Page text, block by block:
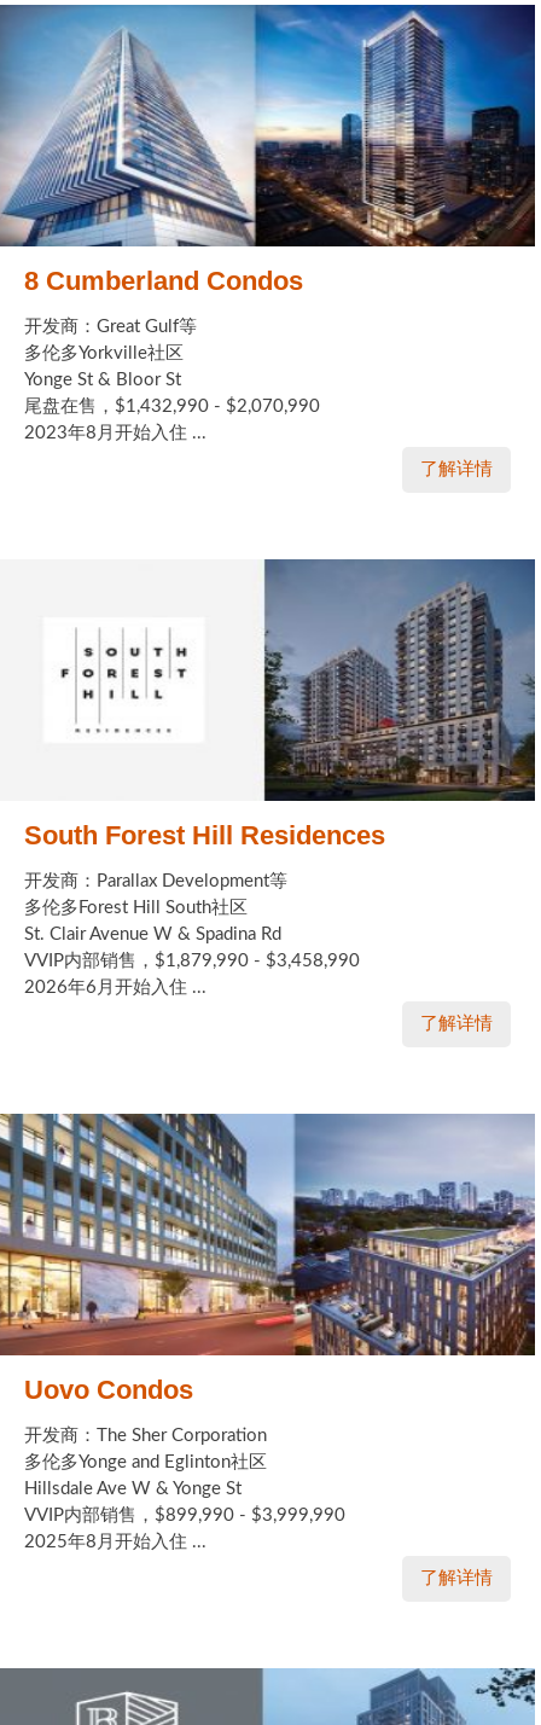
8 Cumberland Condos
开发商：Great Gulf等
多伦多Yorkville社区
Yonge St & Bloor St
尾盘在售，$1,432,990 - $2,070,990
2023年8月开始入住 ...
了解详情
South Forest Hill Residences
开发商：Parallax Development等
多伦多Forest Hill South社区
St. Clair Avenue W & Spadina Rd
VVIP内部销售，$1,879,990 - $3,458,990
2026年6月开始入住 ...
了解详情
Uovo Condos
开发商：The Sher Corporation
多伦多Yonge and Eglinton社区
Hillsdale Ave W & Yonge St
VVIP内部销售，$899,990 - $3,999,990
2025年8月开始入住 ...
了解详情